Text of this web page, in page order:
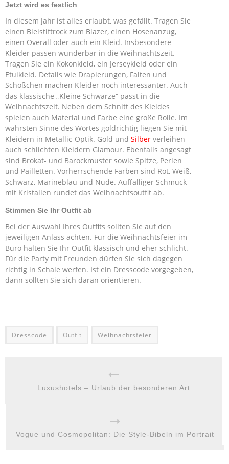
Jetzt wird es festlich
In diesem Jahr ist alles erlaubt, was gefällt. Tragen Sie
einen Bleistiftrock zum Blazer, einen Hosenanzug,
einen Overall oder auch ein Kleid. Insbesondere
Kleider passen wunderbar in die Weihnachtszeit.
Tragen Sie ein Kokonkleid, ein Jerseykleid oder ein
Etuikleid. Details wie Drapierungen, Falten und
Schößchen machen Kleider noch interessanter. Auch
das klassische „Kleine Schwarze“ passt in die
Weihnachtszeit. Neben dem Schnitt des Kleides
spielen auch Material und Farbe eine große Rolle. Im
wahrsten Sinne des Wortes goldrichtig liegen Sie mit
Kleidern in Metallic-Optik. Gold und Silber verleihen
auch schlichten Kleidern Glamour. Ebenfalls angesagt
sind Brokat- und Barockmuster sowie Spitze, Perlen
und Pailletten. Vorherrschende Farben sind Rot, Weiß,
Schwarz, Marineblau und Nude. Auffälliger Schmuck
mit Kristallen rundet das Weihnachtsoutfit ab.
Stimmen Sie Ihr Outfit ab
Bei der Auswahl Ihres Outfits sollten Sie auf den
jeweiligen Anlass achten. Für die Weihnachtsfeier im
Büro halten Sie Ihr Outfit klassisch und eher schlicht.
Für die Party mit Freunden dürfen Sie sich dagegen
richtig in Schale werfen. Ist ein Dresscode vorgegeben,
dann sollten Sie sich daran orientieren.
Dresscode Outfit Weihnachtsfeier
Luxushotels – Urlaub der besonderen Art
Vogue und Cosmopolitan: Die Style-Bibeln im Portrait